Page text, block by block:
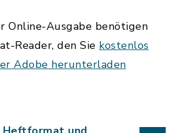
Online-Ausgabe benötigen
Reader, den Sie kostenlos
Adobe herunterladen